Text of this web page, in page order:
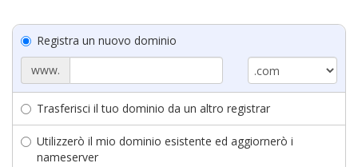
Registra un nuovo dominio
www.
Trasferisci il tuo dominio da un altro registrar
Utilizzerò il mio dominio esistente ed aggiornerò i
nameserver